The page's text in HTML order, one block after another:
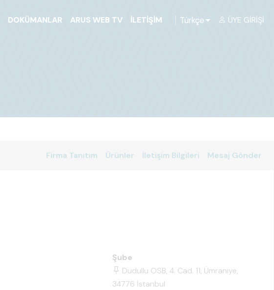
DOKÜMANLAR ARUS WEB TV İLETIŞIM Türkçe ÜYE GIRIŞI
Firma Tanıtım Ürünler İletişim Bilgileri Mesaj Gönder
Şube
Dudullu OSB, 4. Cad. 11, Ümraniye,
34776 İstanbul